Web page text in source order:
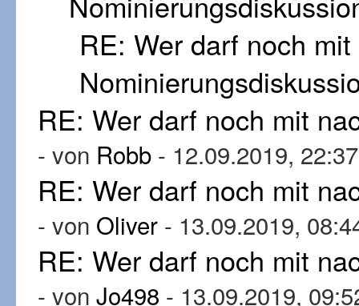
RE: Wer darf noch
RE: Wer darf noch mit
- von Robb - 12.09.2019, 22:37
RE: Wer darf noch mit
- von Oliver - 13.09.2019,
RE: Wer darf noch mit
- von Jo498 - 13.09.2019,